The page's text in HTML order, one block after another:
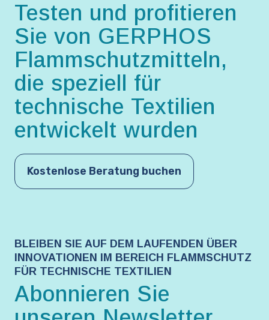
Testen und profitieren
Sie von GERPHOS
Flammschutzmitteln,
die speziell für
technische Textilien
entwickelt wurden
Kostenlose Beratung buchen
BLEIBEN SIE AUF DEM LAUFENDEN ÜBER
INNOVATIONEN IM BEREICH FLAMMSCHUTZ
FÜR TECHNISCHE TEXTILIEN
Abonnieren Sie